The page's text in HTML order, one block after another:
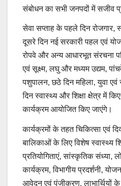
संबोधन का सभी जनपदों में सजीव
सेवा सप्ताह के पहले दिन रोजगार,
दूसरे दिन नई सरकारी पहल एवं
रोपवे और अन्य आधारभूत संरचना
एवं सूक्ष्म, लघु और मध्यम उद्यम,
पशुपालन, छठे दिन महिला, युवा
दिन स्वास्थ्य और शिक्षा क्षेत्र में
कार्यक्रम आयोजित किए जाएंगे।
कार्यक्रमों के तहत चिकित्सा एवं
बालिकाओं के लिए विशेष स्वास्थ्य
प्रतियोगिताएं, सांस्कृतिक
कार्यक्रम, विभागीय प्रदर्शनी,
आवेदन एवं पंजीकरण, लाभार्थियों